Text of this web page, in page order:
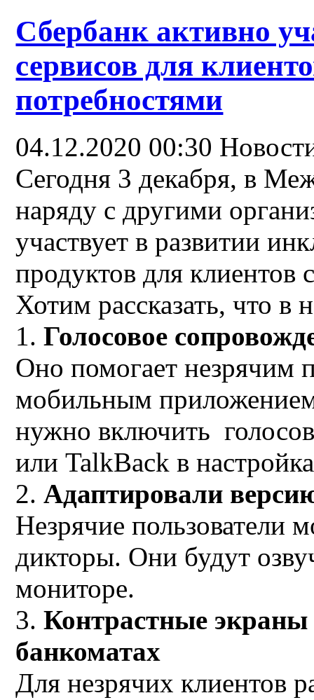
Сбербанк активно
сервисов для
потребностями
04.12.2020 00:30
Сегодня 3 декабря, в
наряду с другими
участвует в развитии
продуктов для
Хотим рассказать, что в
Голосовое
Оно помогает незрячим
мобильным
нужно включить
или TalkBack в
2.Адаптировали
Незрячие пользователи
дикторы. Они будут
мониторе.
3. Контрастные экраны
банкоматах
Для незрячих клиентов